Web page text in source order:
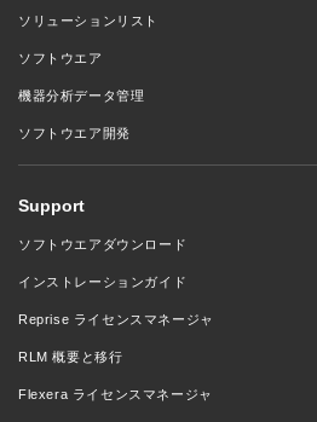
ソリューションリスト
ソフトウエア
機器分析データ管理
ソフトウエア開発
Support
ソフトウエアダウンロード
インストレーションガイド
Reprise ライセンスマネージャ
RLM 概要と移行
Flexera ライセンスマネージャ